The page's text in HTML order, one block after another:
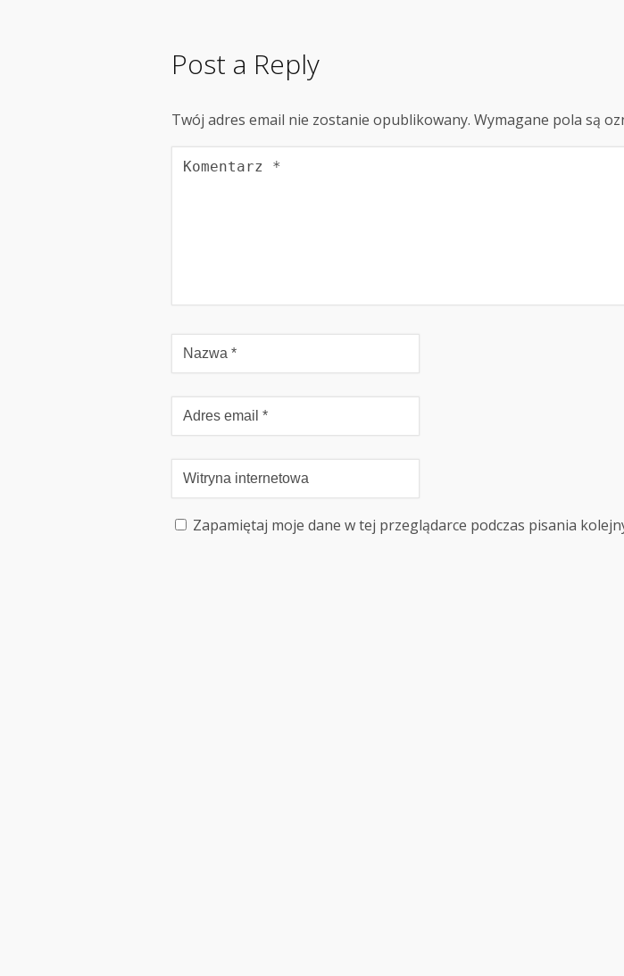
Post a Reply
Twój adres email nie zostanie opublikowany. Wymagane pola są
Zapamiętaj moje dane w tej przeglądarce podczas pisania